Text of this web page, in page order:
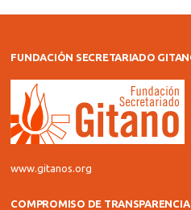
FUNDACIÓN SECRETARIADO
www.gitanos.org
COMPROMISO DE TRANSPARENCIA